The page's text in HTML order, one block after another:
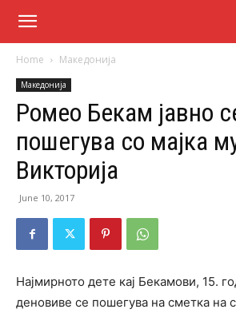
Home Македонија
Македонија
Ромео Бекам јавно
пошегува со мајка
Викторија
June 10, 2017
Најмирното дете кај Бекамови, 15.
деновиве се пошегува на сметка на